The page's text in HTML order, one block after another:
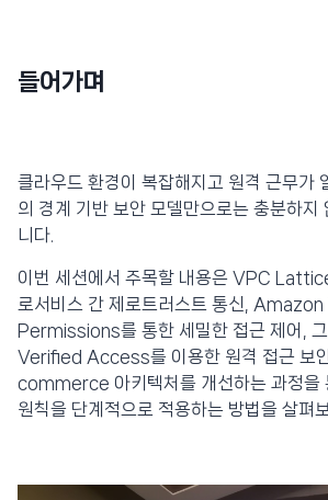
들어가며
클라우드 환경이 복잡해지고 원격 근무가
의 경계 기반 보안 모델만으로는 충분하지
니다.
이번 세션에서 주목할 내용은 VPC
로서비스 간 제로트러스트 통신,
Permissions를 통한 세밀한 접근 제어,
Verified Access를 이용한 원격 접근 보
commerce 아키텍처를 개선하는 과정
원칙을 단계적으로 적용하는 방법을 살펴